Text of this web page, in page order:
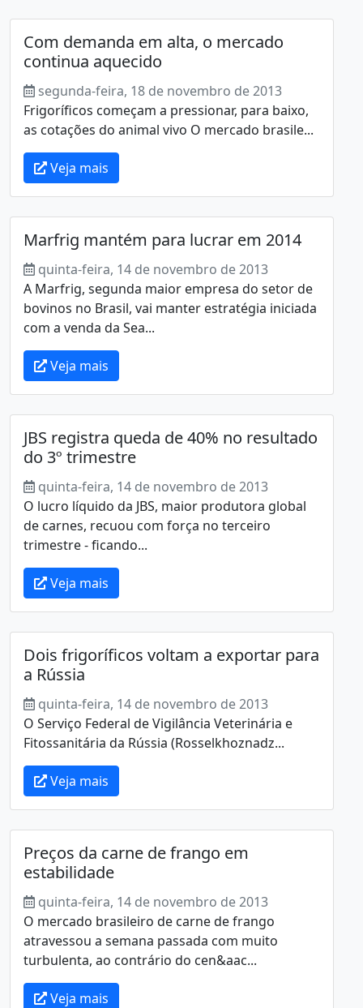
Com demanda em alta, o mercado
continua aquecido
segunda-feira, 18 de novembro de 2013
Frigoríficos começam a pressionar, para baixo,
as cotações do animal vivo O mercado brasile...
Veja mais
Marfrig mantém para lucrar em 2014
quinta-feira, 14 de novembro de 2013
A Marfrig, segunda maior empresa do setor de
bovinos no Brasil, vai manter estratégia iniciada
com a venda da Sea...
Veja mais
JBS registra queda de 40% no resultado
do 3º trimestre
quinta-feira, 14 de novembro de 2013
O lucro líquido da JBS, maior produtora global
de carnes, recuou com força no terceiro
trimestre - ficando...
Veja mais
Dois frigoríficos voltam a exportar para
a Rússia
quinta-feira, 14 de novembro de 2013
O Serviço Federal de Vigilância Veterinária e
Fitossanitária da Rússia (Rosselkhoznadz...
Veja mais
Preços da carne de frango em
estabilidade
quinta-feira, 14 de novembro de 2013
O mercado brasileiro de carne de frango
atravessou a semana passada com muito
turbulenta, ao contrário do cen&aac...
Veja mais